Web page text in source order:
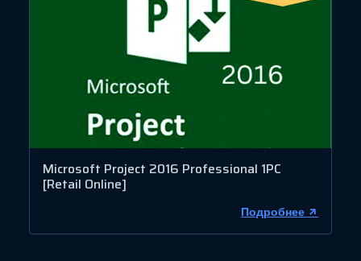
Microsoft Project 2016 Professional 1PC
[Retail Online]
Подробнее